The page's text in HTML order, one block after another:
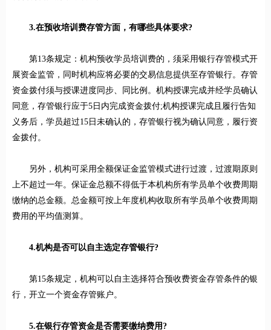
3.在预收培训费存管方面，有哪些具体要求?
第13条规定：机构预收学员培训费的，须采用银行存管模式开
展资金监管，同时机构应将必要的交易信息提供至存管银行。存管
资金拨付须与授课进度同步、同比例。机构授课完成并经学员确认
同意，存管银行应于5日内完成资金拨付;机构授课完成且履行告知
义务后，学员超过15日未确认的，存管银行视为确认同意，履行资
金拨付。
另外，机构可采用全额保证金监管模式进行过渡，过渡期原则
上不超过一年。保证金总额不得低于本机构所有学员单个收费周期
缴纳的总金额。总金额可按上年度机构收取所有学员单个收费周期
费用的平均值测算。
4.机构是否可以自主选定存管银行?
第15条规定，机构可以自主选择符合预收费资金存管条件的银
行，开立一个资金存管账户。
5.在银行存管资金是否需要缴纳费用?